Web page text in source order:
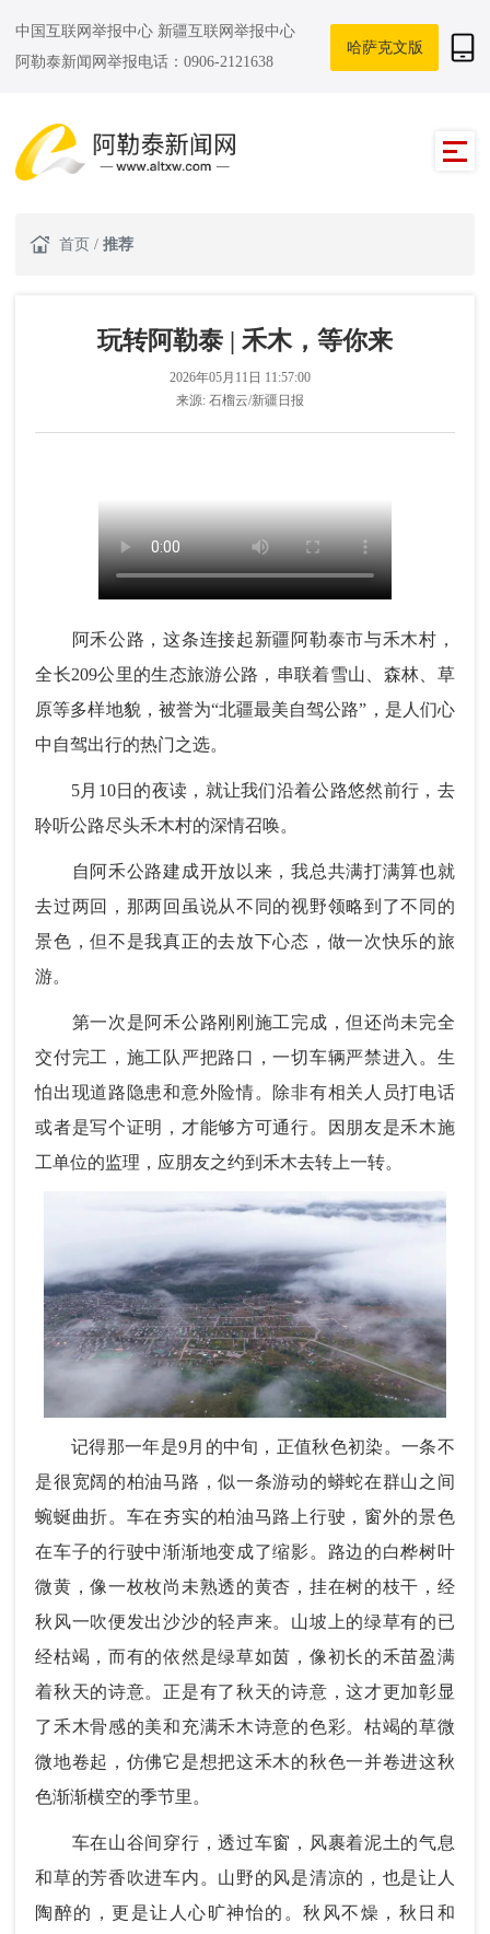
中国互联网举报中心 新疆互联网举报中心
阿勒泰新闻网举报电话：0906-2121638
哈萨克文版
首页 / 推荐
玩转阿勒泰 | 禾木，等你来
2026年05月11日 11:57:00
来源:石榴云/新疆日报
阿禾公路，这条连接起新疆阿勒泰市与禾木村，
全长209公里的生态旅游公路，串联着雪山、森林、草
原等多样地貌，被誉为“北疆最美自驾公路”，是人们心
中自驾出行的热门之选。
5月10日的夜读，就让我们沿着公路悠然前行，去
聆听公路尽头禾木村的深情召唤。
自阿禾公路建成开放以来，我总共满打满算也就
去过两回，那两回虽说从不同的视野领略到了不同的
景色，但不是我真正的去放下心态，做一次快乐的旅
游。
第一次是阿禾公路刚刚施工完成，但还尚未完全
交付完工，施工队严把路口，一切车辆严禁进入。生
怕出现道路隐患和意外险情。除非有相关人员打电话
或者是写个证明，才能够方可通行。因朋友是禾木施
工单位的监理，应朋友之约到禾木去转上一转。
记得那一年是9月的中旬，正值秋色初染。一条不
是很宽阔的柏油马路，似一条游动的蟒蛇在群山之间
蜿蜒曲折。车在夯实的柏油马路上行驶，窗外的景色
在车子的行驶中渐渐地变成了缩影。路边的白桦树叶
微黄，像一枚枚尚未熟透的黄杏，挂在树的枝干，经
秋风一吹便发出沙沙的轻声来。山坡上的绿草有的已
经枯竭，而有的依然是绿草如茵，像初长的禾苗盈满
着秋天的诗意。正是有了秋天的诗意，这才更加彰显
了禾木骨感的美和充满禾木诗意的色彩。枯竭的草微
微地卷起，仿佛它是想把这禾木的秋色一并卷进这秋
色渐渐横空的季节里。
车在山谷间穿行，透过车窗，风裹着泥土的气息
和草的芳香吹进车内。山野的风是清凉的，也是让人
陶醉的，更是让人心旷神怡的。秋风不燥，秋日和